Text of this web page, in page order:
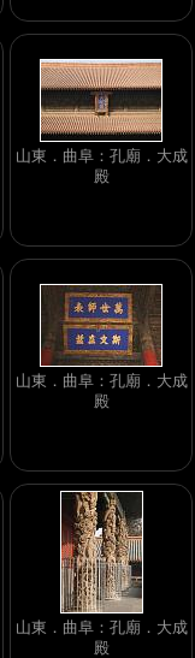
山東．曲阜：孔廟．大成
殿
山東．曲阜：孔廟．大成
殿
山東．曲阜：孔廟．大成
殿